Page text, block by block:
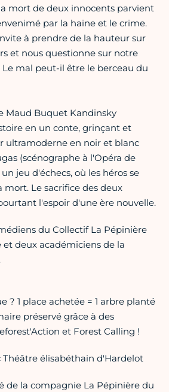
mort de deux innocents parvient
par la haine et le crime.
à prendre de la hauteur sur
et nous questionne sur notre
mal peut-il être le berceau du
Maud Buquet Kandinsky
en un conte, grinçant et
ultramoderne en noir et blanc
(scénographe à l'Opéra de
jeu d'échecs, où les héros se
Le sacrifice des deux
l'espoir d'une ère nouvelle.
du Collectif La Pépinière
deux académiciens de la
? 1 place achetée = 1 arbre planté
préservé grâce à des
et Forest Calling !
Théâtre élisabéthain d'Hardelot
de la compagnie La Pépinière du